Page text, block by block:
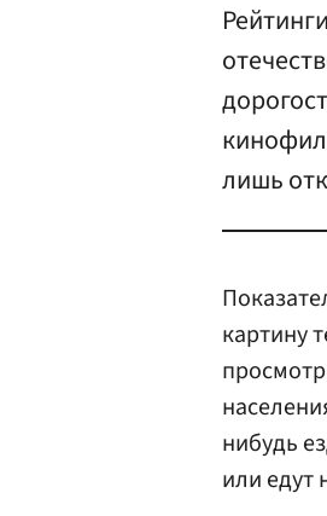
лишь
картину
нибудь
или едут